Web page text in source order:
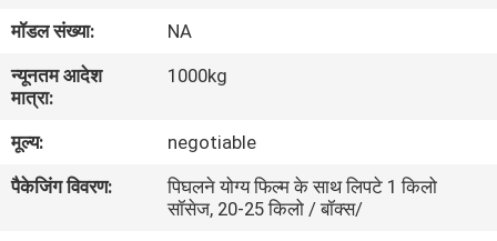
कारखाना
दौरा
गुणवत्ता
नियंत्रण
मॉडल संख्या:
NA
न्यूनतम आदेश
मात्रा:
1000kg
मूल्य:
negotiable
पैकेजिंग विवरण:
पिघलने योग्य फिल्म के साथ लिपटे 1 किलो
सॉसेज, 20-25 किलो / बॉक्स/